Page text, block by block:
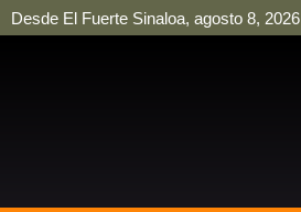
Desde El Fuerte Sinaloa, agosto 8, 2026